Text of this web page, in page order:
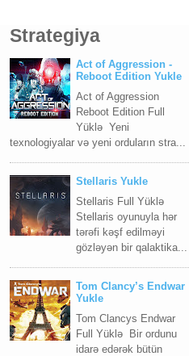
Strategiya
Act of Aggression -
Reboot Edition Yukle
Act of Aggression
Reboot Edition Full
Yüklə Yeni
texnologiyalar və yeni orduların stra...
Stellaris Yukle
Stellaris Full Yüklə
Stellaris oyunuyla hər
tərəfi kəşf edilməyi
gözləyən bir qalaktika...
Tom Clancy’s Endwar
Yukle
Tom Clancys Endwar
Full Yüklə Bir ordunu
idarə edərək bütün